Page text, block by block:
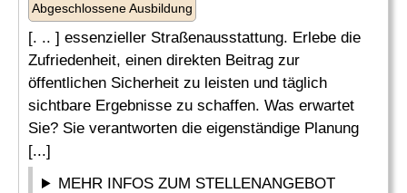
Abgeschlossene Ausbildung
[. .. ] essenzieller Straßenausstattung. Erlebe die
Zufriedenheit, einen direkten Beitrag zur
öffentlichen Sicherheit zu leisten und täglich
sichtbare Ergebnisse zu schaffen. Was erwartet
Sie? Sie verantworten die eigenständige Planung
[...]
MEHR INFOS ZUM STELLENANGEBOT